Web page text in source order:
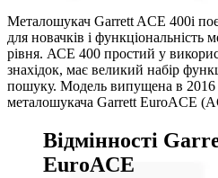
Металошукач Garrett ACE 400i
для новачків і функціональність
рівня. АСЕ 400 простий у
знахідок, має великий набір
пошуку. Модель випущена в 2016
металошукача Garrett EuroACE
Відмінності
EuroACE